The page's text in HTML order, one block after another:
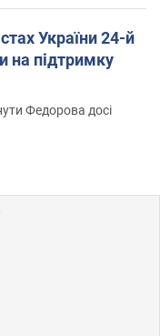
України 24-й
на підтримку
Федорова досі